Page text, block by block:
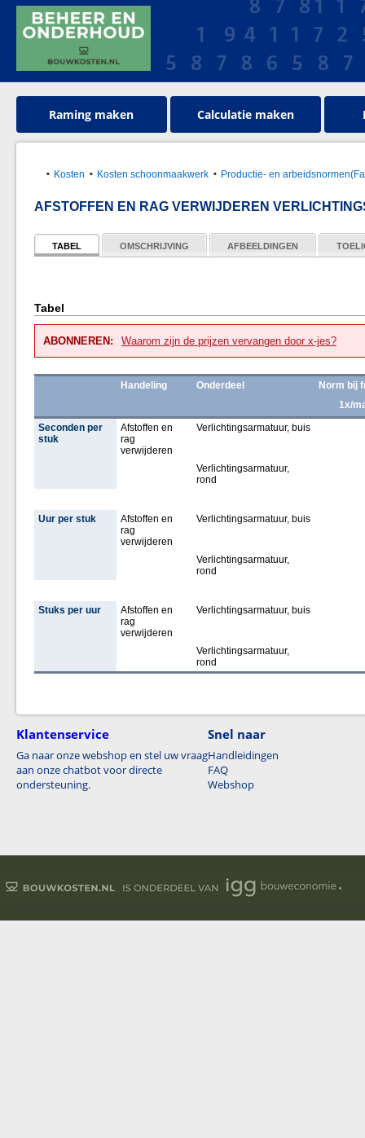
Raming maken Calculatie maken
Kosten Kosten schoonmaakwerk Productie- en
AFSTOFFEN EN RAG VERWIJDEREN
TABEL OMSCHRIJVING AFBEELDINGEN
Tabel
ABONNEREN: Waarom zijn de prijzen vervangen door x-jes?
Handeling Onderdeel
Norm bij
1x/
Seconden per
stuk
Afstoffen en
rag
verwijderen
Verlichtingsarmatuur, buis
Verlichtingsarmatuur,
rond
Uur per stuk
Afstoffen en
rag
verwijderen
Verlichtingsarmatuur, buis
Verlichtingsarmatuur,
rond
Stuks per uur
Afstoffen en
rag
verwijderen
Verlichtingsarmatuur, buis
Verlichtingsarmatuur,
rond
Klantenservice
Ga naar onze webshop en stel uw vraag
aan onze chatbot voor directe
ondersteuning.
Snel naar
Handleidingen
FAQ
Webshop